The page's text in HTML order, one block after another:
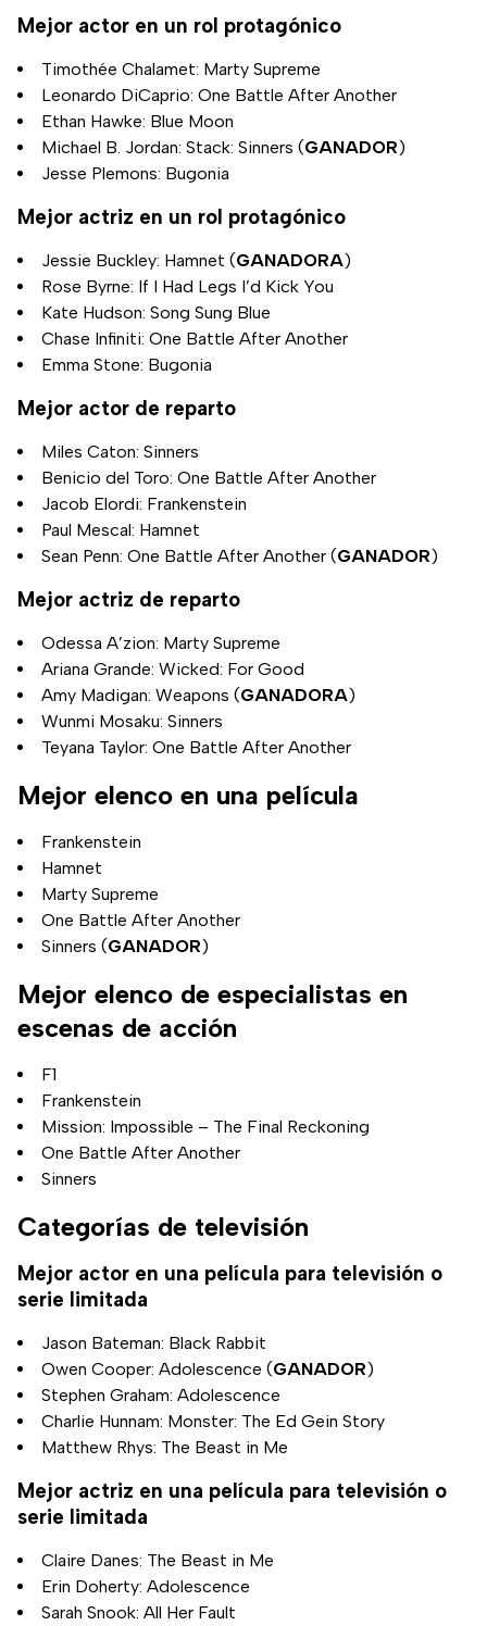
Mejor actor en un rol protagónico
Timothée Chalamet: Marty Supreme
Leonardo DiCaprio: One Battle After Another
Ethan Hawke: Blue Moon
Michael B. Jordan: Stack: Sinners (GANADOR)
Jesse Plemons: Bugonia
Mejor actriz en un rol protagónico
Jessie Buckley: Hamnet (GANADORA)
Rose Byrne: If I Had Legs I’d Kick You
Kate Hudson: Song Sung Blue
Chase Infiniti: One Battle After Another
Emma Stone: Bugonia
Mejor actor de reparto
Miles Caton: Sinners
Benicio del Toro: One Battle After Another
Jacob Elordi: Frankenstein
Paul Mescal: Hamnet
Sean Penn: One Battle After Another (GANADOR)
Mejor actriz de reparto
Odessa A’zion: Marty Supreme
Ariana Grande: Wicked: For Good
Amy Madigan: Weapons (GANADORA)
Wunmi Mosaku: Sinners
Teyana Taylor: One Battle After Another
Mejor elenco en una película
Frankenstein
Hamnet
Marty Supreme
One Battle After Another
Sinners (GANADOR)
Mejor elenco de especialistas en
escenas de acción
F1
Frankenstein
Mission: Impossible – The Final Reckoning
One Battle After Another
Sinners
Categorías de televisión
Mejor actor en una película para televisión o
serie limitada
Jason Bateman: Black Rabbit
Owen Cooper: Adolescence (GANADOR)
Stephen Graham: Adolescence
Charlie Hunnam: Monster: The Ed Gein Story
Matthew Rhys: The Beast in Me
Mejor actriz en una película para televisión o
serie limitada
Claire Danes: The Beast in Me
Erin Doherty: Adolescence
Sarah Snook: All Her Fault